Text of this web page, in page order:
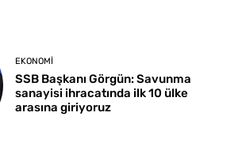
EKONOMI
SSB Başkanı Görgün: Savunma
sanayisi ihracatında ilk 10 ülke
arasına giriyoruz